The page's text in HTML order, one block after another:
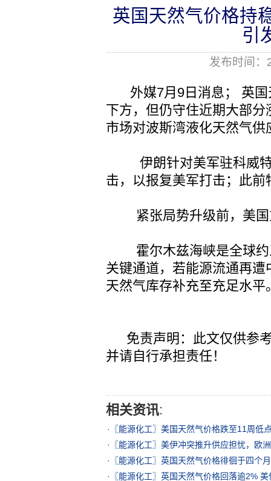
英国天然气价格持
引
发布时间
外媒7月9日消息； 英国
下方，但仍守住近期大部
市场对波斯湾液化天然气
伊朗针对美军驻科威特
击，以报复美军打击；此
紧张局势升级前，美国
霍尔木兹海峡是全球约
关键通道，若能源流通再
天然气库存补充至充足水平
免责声明：此文仅供参
并请自行承担责任！
相关资讯:
·
〖能源化工〗美国天然气价格跌至11周低
·
〖能源化工〗美伊冲突推升供应担忧，欧
·
〖能源化工〗英国天然气价格徘徊于四个
·
〖能源化工〗英国天然气价格回落逾2%